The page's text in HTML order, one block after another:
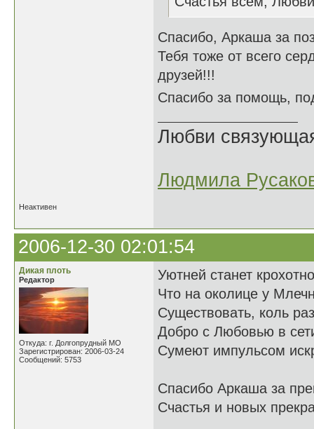
Спасибо, Аркаша за
Тебя тоже от всего
друзей!!!
Спасибо за помощь,
Любви
Людмила
Неактивен
2006-12-30 02:01:54
Дикая плоть
Редактор
Откуда: г. Долгопрудный МО
Зарегистрирован: 2006-03-24
Сообщений: 5753
Уютней станет
Что на околице у
Существовать, коль
Добро с Любовью в
Сумеют импульсом
Спасибо Аркаша за
Счастья и новых